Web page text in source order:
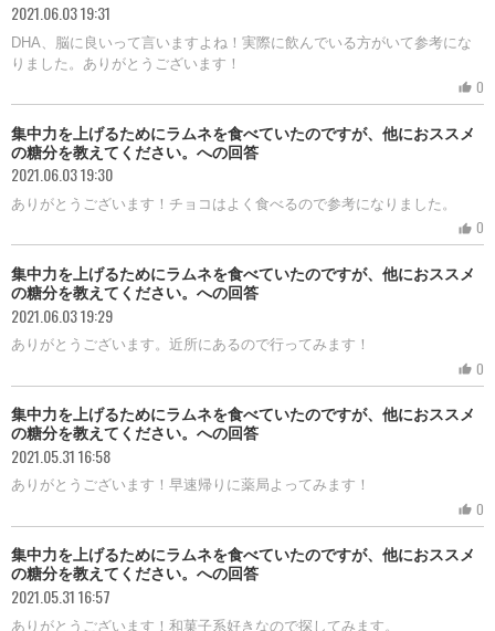
2021.06.03 19:31
DHA、脳に良いって言いますよね！実際に飲んでいる方がいて参考にな
りました。ありがとうございます！
thumb_up 0
集中力を上げるためにラムネを食べていたのですが、他におススメ
の糖分を教えてください。への回答
2021.06.03 19:30
ありがとうございます！チョコはよく食べるので参考になりました。
thumb_up 0
集中力を上げるためにラムネを食べていたのですが、他におススメ
の糖分を教えてください。への回答
2021.06.03 19:29
ありがとうございます。近所にあるので行ってみます！
thumb_up 0
集中力を上げるためにラムネを食べていたのですが、他におススメ
の糖分を教えてください。への回答
2021.05.31 16:58
ありがとうございます！早速帰りに薬局よってみます！
thumb_up 0
集中力を上げるためにラムネを食べていたのですが、他におススメ
の糖分を教えてください。への回答
2021.05.31 16:57
ありがとうございます！和菓子系好きなので探してみます。